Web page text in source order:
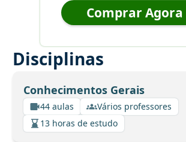
Comprar Agora
Disciplinas
Conhecimentos Gerais
44 aulas
Vários professores
13 horas de estudo